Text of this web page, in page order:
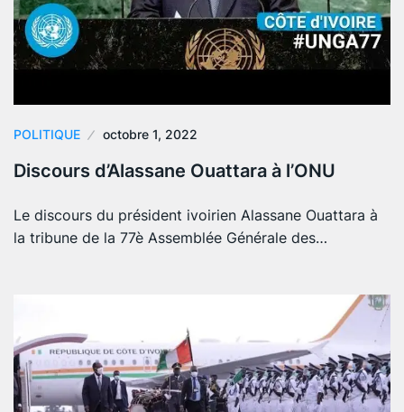
POLITIQUE octobre 1, 2022
Discours d’Alassane Ouattara à l’ONU
Le discours du président ivoirien Alassane Ouattara à
la tribune de la 77è Assemblée Générale des…